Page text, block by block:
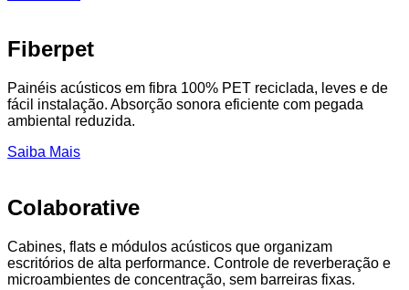
Fiberpet
Painéis acústicos em fibra 100% PET reciclada, leves e de
fácil instalação. Absorção sonora eficiente com pegada
ambiental reduzida.
Saiba Mais
Colaborative
Cabines, flats e módulos acústicos que organizam
escritórios de alta performance. Controle de reverberação e
microambientes de concentração, sem barreiras fixas.